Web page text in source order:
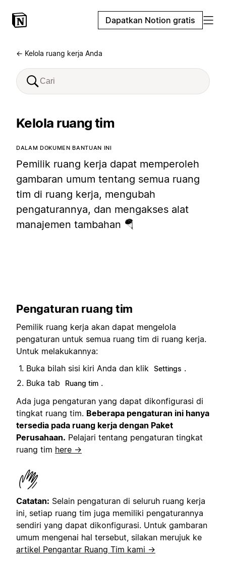
Dapatkan Notion gratis
← Kelola ruang kerja Anda
Kelola ruang tim
DALAM DOKUMEN BANTUAN INI
Pemilik ruang kerja dapat memperoleh
gambaran umum tentang semua ruang
tim di ruang kerja, mengubah
pengaturannya, dan mengakses alat
manajemen tambahan 🪂
Pengaturan ruang tim
Pemilik ruang kerja akan dapat mengelola
pengaturan untuk semua ruang tim di ruang kerja.
Untuk melakukannya:
Buka bilah sisi kiri Anda dan klik Settings .
Buka tab
Ruang tim .
Ada juga pengaturan yang dapat dikonfigurasi di
tingkat ruang tim. Beberapa pengaturan ini hanya
tersedia pada ruang kerja dengan Paket
Perusahaan. Pelajari tentang pengaturan tingkat
ruang tim here →
Catatan: Selain pengaturan di seluruh ruang kerja
ini, setiap ruang tim juga memiliki pengaturannya
sendiri yang dapat dikonfigurasi. Untuk gambaran
umum mengenai hal tersebut, silakan merujuk ke
artikel Pengantar Ruang Tim kami →